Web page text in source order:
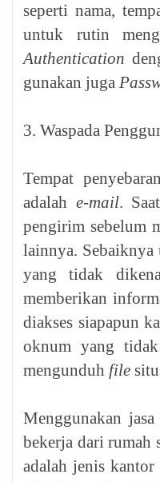
seperti nama,
untuk rutin
Authentication
gunakan juga
3. Waspada
Tempat
adalah e-mail.
pengirim sebelum
lainnya.
yang tidak
memberikan
diakses siapapun
oknum yang
mengunduh file
Menggunakan
bekerja dari rumah
adalah jenis